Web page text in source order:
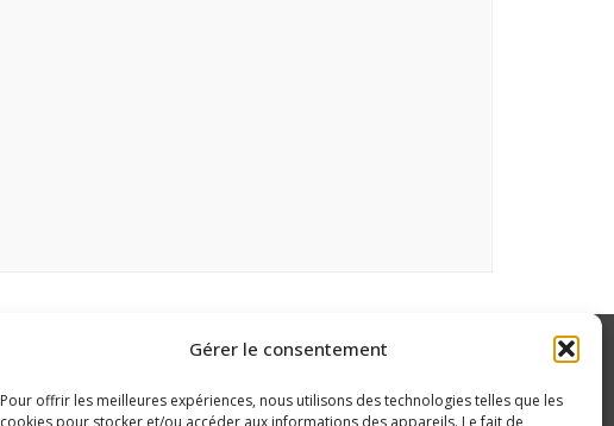
Gérer le consentement
Pour offrir les meilleures expériences, nous utilisons des technologies telles que les
cookies pour stocker et/ou accéder aux informations des appareils. Le fait de